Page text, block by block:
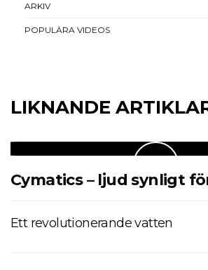
ARKIV
POPULÄRA VIDEOS
LIKNANDE
Cymatics – ljud synligt
Ett revolutionerande vatten